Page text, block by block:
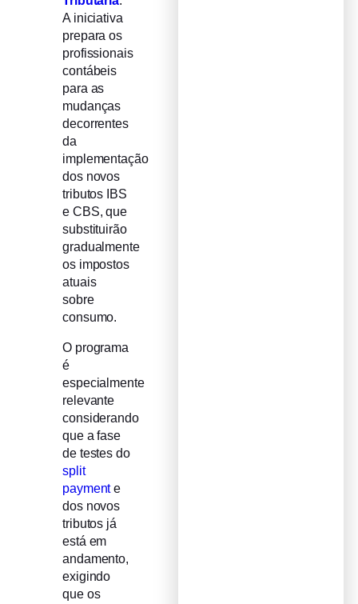
A iniciativa
prepara os
profissionais
contábeis
para as
mudanças
decorrentes
da
implementação
dos novos
tributos IBS
e CBS, que
substituirão
gradualmente
os impostos
atuais
sobre
consumo.
O programa
é
especialmente
relevante
considerando
que a fase
de testes do
split
paymente
dos novos
tributos já
está em
andamento,
exigindo
que os